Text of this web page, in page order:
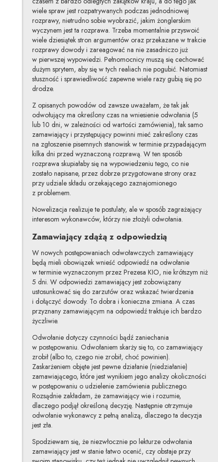
wiele spraw jest rozpatrywanych podczas jednodniowej
rozprawy, nietrudno sobie wyobrazić, jakim żonglerskim
wyczynem jest ta rozprawa. Trzeba momentalnie przyswoić
wiele dziesiątek stron argumentów oraz przekazane w trakcie
rozprawy dowody i zareagować na nie zasadniczo już
w pierwszej wypowiedzi. Pełnomocnicy muszą się cechować
dużym sprytem, aby się w tych realiach nie pogubić. Natomiast
słuszność i sprawiedliwość zapewne wiele razy gubią się po
drodze.
Z opisanych powodów od zawsze uważałam, że tak jak
odwołujący ma określony czas na wniesienie odwołania (5
lub 10 dni, w zależności od wartości zamówienia), tak samo
zamawiający i przystępujący powinni mieć zakreślony czas
na zgłoszenie pisemnych stanowisk w terminie przypadającym
kilka dni przed wyznaczoną rozprawą. W ten sposób
rozprawa skupiałaby się na wypowiedzeniu tego, co nie
zostało napisane, przez dobrze przygotowane strony oraz
przy udziale składu orzekającego zaznajomionego
z problemem.
Nowelizacja realizuje te postulaty, ale w sposób zagrażający
interesom wykonawców, którzy nie złożyli odwołania.
Zamawiający zdążą z odpowiedzią
W nowych postępowaniach odwoławczych zamawiający
będą mieli obowiązek wnieść odpowiedź na odwołanie
w terminie wyznaczonym przez Prezesa KIO, nie krótszym niż
5 dni. W odpowiedzi zamawiający jest zobowiązany
ustosunkować się do zarzutów oraz wskazać twierdzenia
i dołączyć dowody. To dobra i konieczna zmiana. A czas
przyznany zamawiającym na odpowiedź traktuje ich bardzo
życzliwie.
Odwołanie dotyczy czynności bądź zaniechania
w postępowaniu. Odwołaniem skarży się to, co zamawiający
zrobił (albo to, czego nie zrobił, choć powinien).
Zaskarżeniem objęte jest pewne działanie (niedziałanie)
zamawiającego, które jest wynikiem jego analizy okoliczności
w postępowaniu o udzielenie zamówienia publicznego.
Rozsądnie zakładam, że zamawiający wie i rozumie,
dlaczego podjął określoną decyzję. Następnie otrzymuje
odwołanie wykonawcy z pełną analizą, dlaczego ta decyzja
jest zła.
Spodziewam się, że niezwłocznie po lekturze odwołania
zamawiający jest w stanie łatwo ocenić, czy obstaje przy